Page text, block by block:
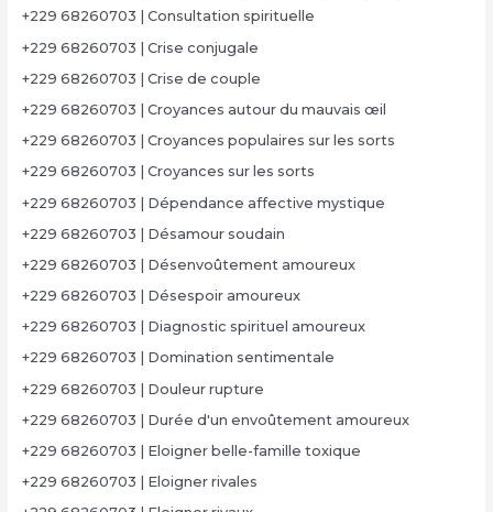
+229 68260703 | Consultation spirituelle
+229 68260703 | Crise conjugale
+229 68260703 | Crise de couple
+229 68260703 | Croyances autour du mauvais œil
+229 68260703 | Croyances populaires sur les sorts
+229 68260703 | Croyances sur les sorts
+229 68260703 | Dépendance affective mystique
+229 68260703 | Désamour soudain
+229 68260703 | Désenvoûtement amoureux
+229 68260703 | Désespoir amoureux
+229 68260703 | Diagnostic spirituel amoureux
+229 68260703 | Domination sentimentale
+229 68260703 | Douleur rupture
+229 68260703 | Durée d'un envoûtement amoureux
+229 68260703 | Eloigner belle-famille toxique
+229 68260703 | Eloigner rivales